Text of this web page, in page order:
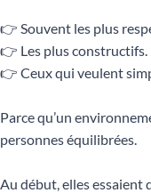
👉 Souvent les plus
👉 Les plus constructifs.
👉 Ceux qui veulent
Parce qu’un
personnes équilibrées.
Au début, elles essaient